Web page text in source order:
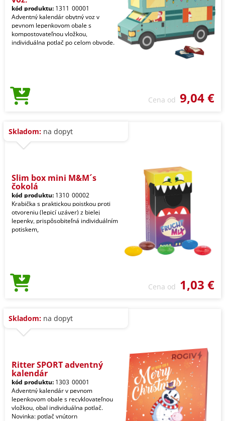
kód produktu: 1311_00001
Adventný kalendár obytný voz v
pevnom lepenkovom obale s
kompostovateľnou vložkou,
individuálna potlač po celom obvode.
Cena od 9,04 €
Skladom: na dopyt
Slim box mini M&M´s
čokolá
kód produktu: 1310_00002
Krabička s praktickou poistkou proti
otvoreniu (lepicí uzáver) z bielej
lepenky, prispôsobiteľná individuálním
potiskem,
Cena od 1,03 €
Skladom: na dopyt
Ritter SPORT adventný
kalendár
kód produktu: 1303_00001
Adventný kalendár v pevnom
lepenkovom obale s recyklovateľnou
vložkou, obal individuálna potlač.
Novinka: potlač vnútorn